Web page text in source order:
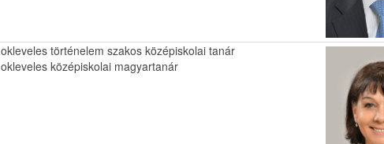
okleveles történelem szakos középiskolai tanár
okleveles középiskolai magyartanár